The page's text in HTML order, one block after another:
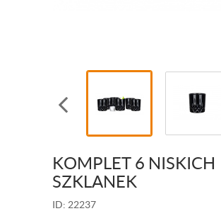
KOMPLET 6 NISKICH
SZKLANEK
ID: 22237